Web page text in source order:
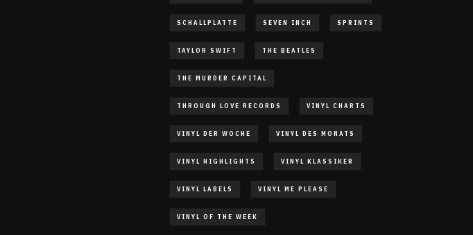
SCHALLPLATTE SEVEN INCH SPRINTS
TAYLOR SWIFT THE BEATLES
THE MURDER CAPITAL
THROUGH LOVE RECORDS VINYL CHARTS
VINYL DER WOCHE VINYL DES MONATS
VINYL HIGHLIGHTS VINYL KLASSIKER
VINYL LABELS VINYL ME PLEASE
VINYL OF THE WEEK